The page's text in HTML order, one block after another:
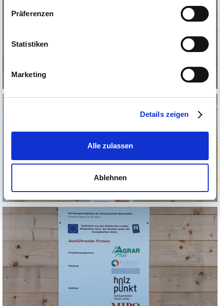
Präferenzen
Statistiken
Marketing
Details zeigen
Alle zulassen
Ablehnen